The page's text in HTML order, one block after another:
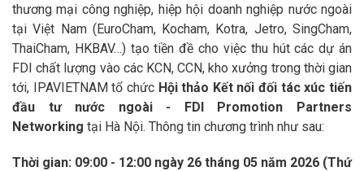
thương mại công nghiệp, hiệp hội doanh nghiệp nước ngoài
tại Việt Nam (EuroCham, Kocham, Kotra, Jetro, SingCham,
ThaiCham, HKBAV…) tạo tiền đề cho việc thu hút các dự án
FDI chất lượng vào các KCN, CCN, kho xưởng trong thời gian
tới, IPAVIETNAM tổ chức Hội thảo Kết nối đối tác xúc tiến
đầu tư nước ngoài - FDI Promotion Partners
Networking tại Hà Nội. Thông tin chương trình như sau:
Thời gian: 09:00 - 12:00 ngày 26 tháng 05 năm 2026 (Thứ